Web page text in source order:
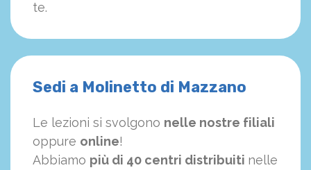
te.
Sedi a Molinetto di Mazzano
Le lezioni si svolgono nelle nostre filiali
oppure online!
Abbiamo più di 40 centri distribuiti nelle